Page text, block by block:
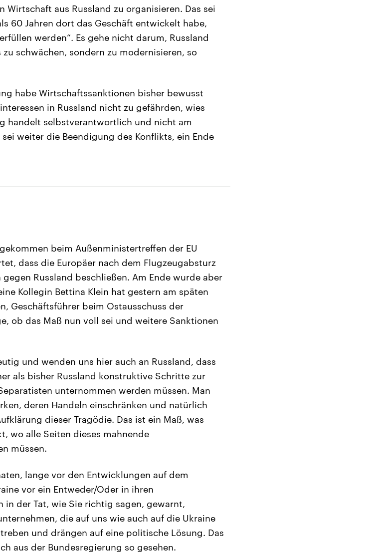
aus Russland zu organisieren. Das sei
60 Jahren dort das Geschäft entwickelt habe,
werden“. Es gehe nicht darum, Russland
schwächen, sondern zu modernisieren, so
habe Wirtschaftssanktionen bisher bewusst
in Russland nicht zu gefährden, wies
handelt selbstverantwortlich und nicht am
weiter die Beendigung des Konflikts, ein Ende
beim Außenministertreffen der EU
dass die Europäer nach dem Flugzeugabsturz
Russland beschließen. Am Ende wurde aber
Kollegin Bettina Klein hat gestern am späten
Geschäftsführer beim Ostausschuss der
ob das Maß nun voll sei und weitere Sanktionen
und wenden uns hier auch an Russland, dass
als bisher Russland konstruktive Schritte zur
unternommen werden müssen. Man
deren Handeln einschränken und natürlich
dieser Tragödie. Das ist ein Maß, was
wo alle Seiten dieses mahnende
müssen.
lange vor den Entwicklungen auf dem
vor ein Entweder/Oder in ihren
in der Tat, wie Sie richtig sagen, gewarnt,
die auf uns wie auch auf die Ukraine
und drängen auf eine politische Lösung. Das
aus der Bundesregierung so gesehen.